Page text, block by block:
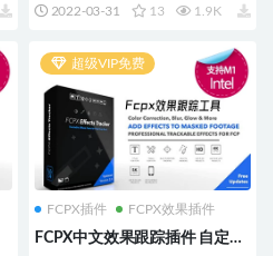
PRORAIN
2022-03-31 13 1.9K
超级VIP免费
FCPX插件 FCPX效果插件
FCPX中文效果跟踪插件 自定义